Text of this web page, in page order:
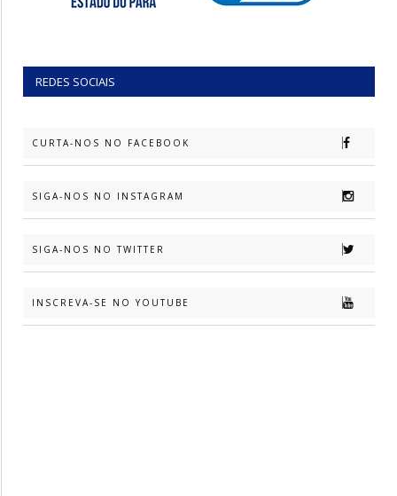
REDES SOCIAIS
CURTA-NOS NO FACEBOOK
SIGA-NOS NO INSTAGRAM
SIGA-NOS NO TWITTER
INSCREVA-SE NO YOUTUBE